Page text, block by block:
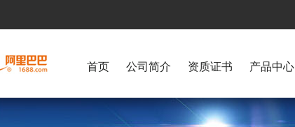
首页 公司简介 资质证书 产品中心